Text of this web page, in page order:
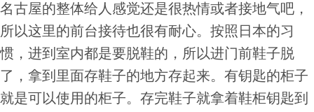
名古屋的整体给人感觉还是很热情或者接地气吧，
所以这里的前台接待也很有耐心。按照日本的习
惯，进到室内都是要脱鞋的，所以进门前鞋子脱
了，拿到里面存鞋子的地方存起来。有钥匙的柜子
就是可以使用的柜子。存完鞋子就拿着鞋柜钥匙到